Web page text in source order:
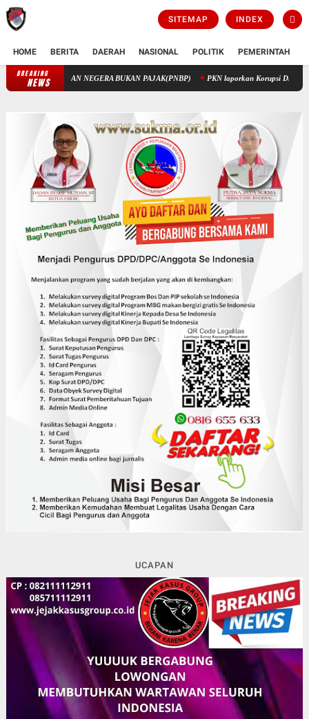
SITEMAP INDEX
HOME BERITA DAERAH NASIONAL POLITIK PEMERINTAH
BREAKING
NEWS PENGELOLAAN KEUANGAN STIK MELALUI PENERIMAAN NEGERA
UCAPAN